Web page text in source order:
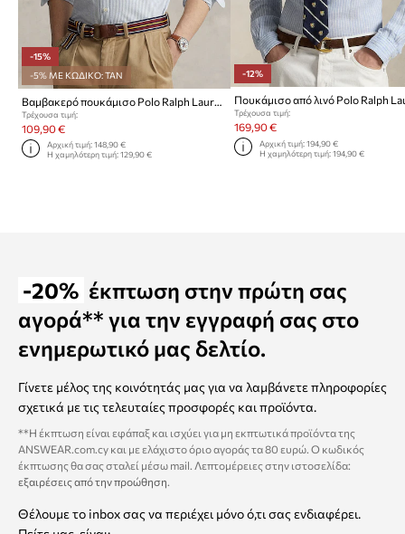
-15%
-5% ΜΕ ΚΩΔΙΚΟ: TAN
Βαμβακερό πουκάμισο Polo Ralph Lauren
Τρέχουσα τιμή:
109,90 €
Αρχική τιμή:148,90 €
Η χαμηλότερη τιμή:129,90 €
-12%
Πουκάμισο από λινό Polo Ralph
Τρέχουσα τιμή:
169,90 €
Αρχική τιμή: 194,90 €
Η χαμηλότερη τιμή: 194,90 €
-20% έκπτωση στην πρώτη σας
αγορά** για την εγγραφή σας στο
ενημερωτικό μας δελτίο.
Γίνετε μέλος της κοινότητάς μας για να λαμβάνετε πληροφορίες
σχετικά με τις τελευταίες προσφορές και προϊόντα.
**Η έκπτωση είναι εφάπαξ και ισχύει για μη εκπτωτικά προϊόντα της
ANSWEAR.com.cy και με ελάχιστο όριο αγοράς τα 80 ευρώ. Ο κωδικός
έκπτωσης θα σας σταλεί μέσω mail. Λεπτομέρειες στην ιστοσελίδα:
εξαιρέσεις από την προώθηση.
Θέλουμε το inbox σας να περιέχει μόνο ό,τι σας ενδιαφέρει.